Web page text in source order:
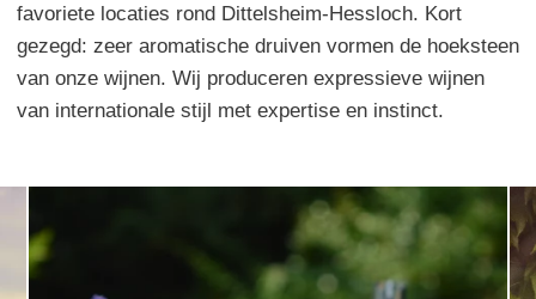
favoriete locaties rond Dittelsheim-Hessloch. Kort
gezegd: zeer aromatische druiven vormen de hoeksteen
van onze wijnen. Wij produceren expressieve wijnen
van internationale stijl met expertise en instinct.